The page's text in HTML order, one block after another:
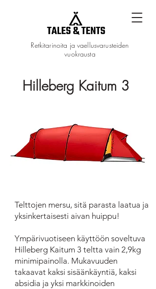
Retkitarinoita ja vaellusvarusteiden
vuokrausta
Hilleberg Kaitum 3
Telttojen mersu, sitä parasta laatua ja
yksinkertaisesti aivan huippu!
Ympärivuotiseen käyttöön soveltuva
Hilleberg Kaitum 3 teltta vain 2,9kg
minimipainolla. Mukavuuden
takaavat kaksi sisäänkäyntiä, kaksi
absidia ja yksi markkinoiden